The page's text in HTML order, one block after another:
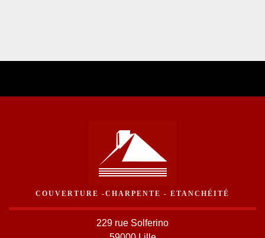
COUVERTURE -CHARPENTE - ETANCHÉITÉ
229 rue Solferino